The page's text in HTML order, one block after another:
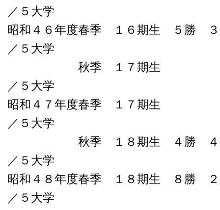
／５大学
昭和４６年度春季 １６期生 ５勝
／５大学
秋季 １７期
／５大学
昭和４７年度春季
／５大学
秋季 １８期生 ４勝 ４敗
／５大学
昭和４８年度春季 １８期生 ８勝
／５大学